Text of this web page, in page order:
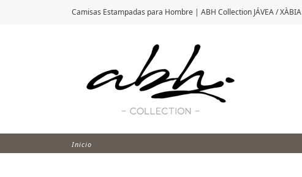
Camisas Estampadas para Hombre | ABH Collection JÁVEA / XÀBIA
Inicio